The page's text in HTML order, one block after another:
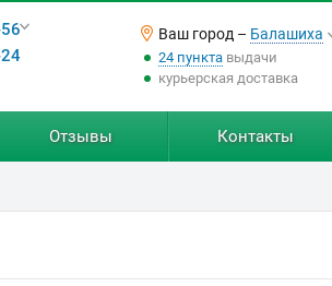
Ваш город – Балашиха
24 пунктавыдачи
курьерская доставка
Отзывы Контакты